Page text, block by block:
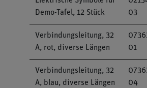
Demo-Tafel, 12 Stück
03
Verbindungsleitung, 32
A, rot, diverse Längen
01
Verbindungsleitung, 32
A, blau, diverse Längen
04